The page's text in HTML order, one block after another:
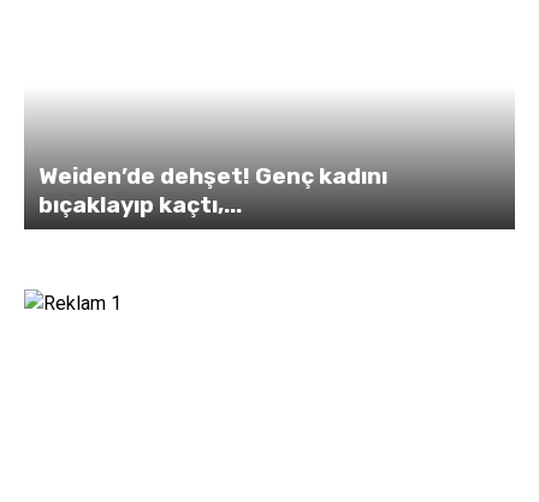
Weiden’de dehşet! Genç kadını
bıçaklayıp kaçtı,...